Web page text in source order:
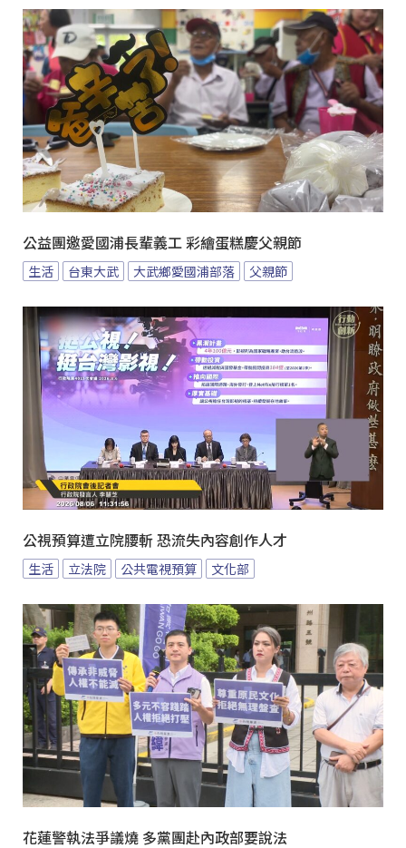
公益團邀愛國浦長輩義工 彩繪蛋糕慶父親節
生活 台東大武 大武鄉愛國浦部落 父親節
公視預算遭立院腰斬 恐流失內容創作人才
生活 立法院 公共電視預算 文化部
花蓮警執法爭議燒 多黨團赴內政部要說法